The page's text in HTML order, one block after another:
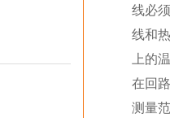
线必
线和
上的
在回
测量